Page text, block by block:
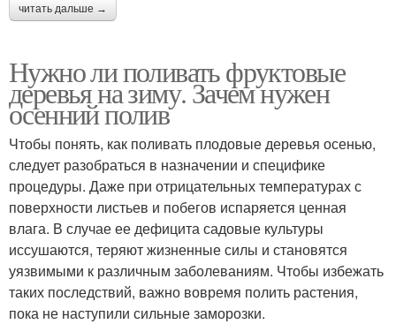
Яблони в августе
читать дальше →
Нужно ли поливать фруктовые
деревья на зиму. Зачем нужен
осенний полив
Чтобы понять, как поливать плодовые деревья осенью,
следует разобраться в назначении и специфике
процедуры. Даже при отрицательных температурах с
поверхности листьев и побегов испаряется ценная
влага. В случае ее дефицита садовые культуры
иссушаются, теряют жизненные силы и становятся
уязвимыми к различным заболеваниям. Чтобы избежать
таких последствий, важно вовремя полить растения,
пока не наступили сильные заморозки.